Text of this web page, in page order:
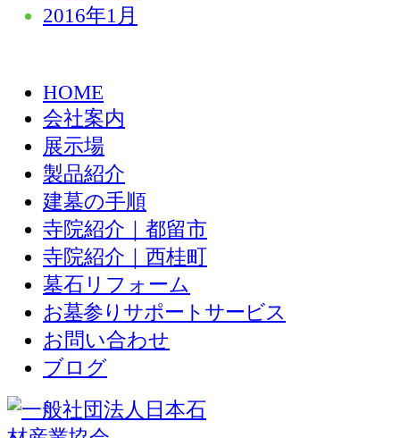
2016年1月
HOME
会社案内
展示場
製品紹介
建墓の手順
寺院紹介｜都留市
寺院紹介｜西桂町
墓石リフォーム
お墓参りサポートサービス
お問い合わせ
ブログ